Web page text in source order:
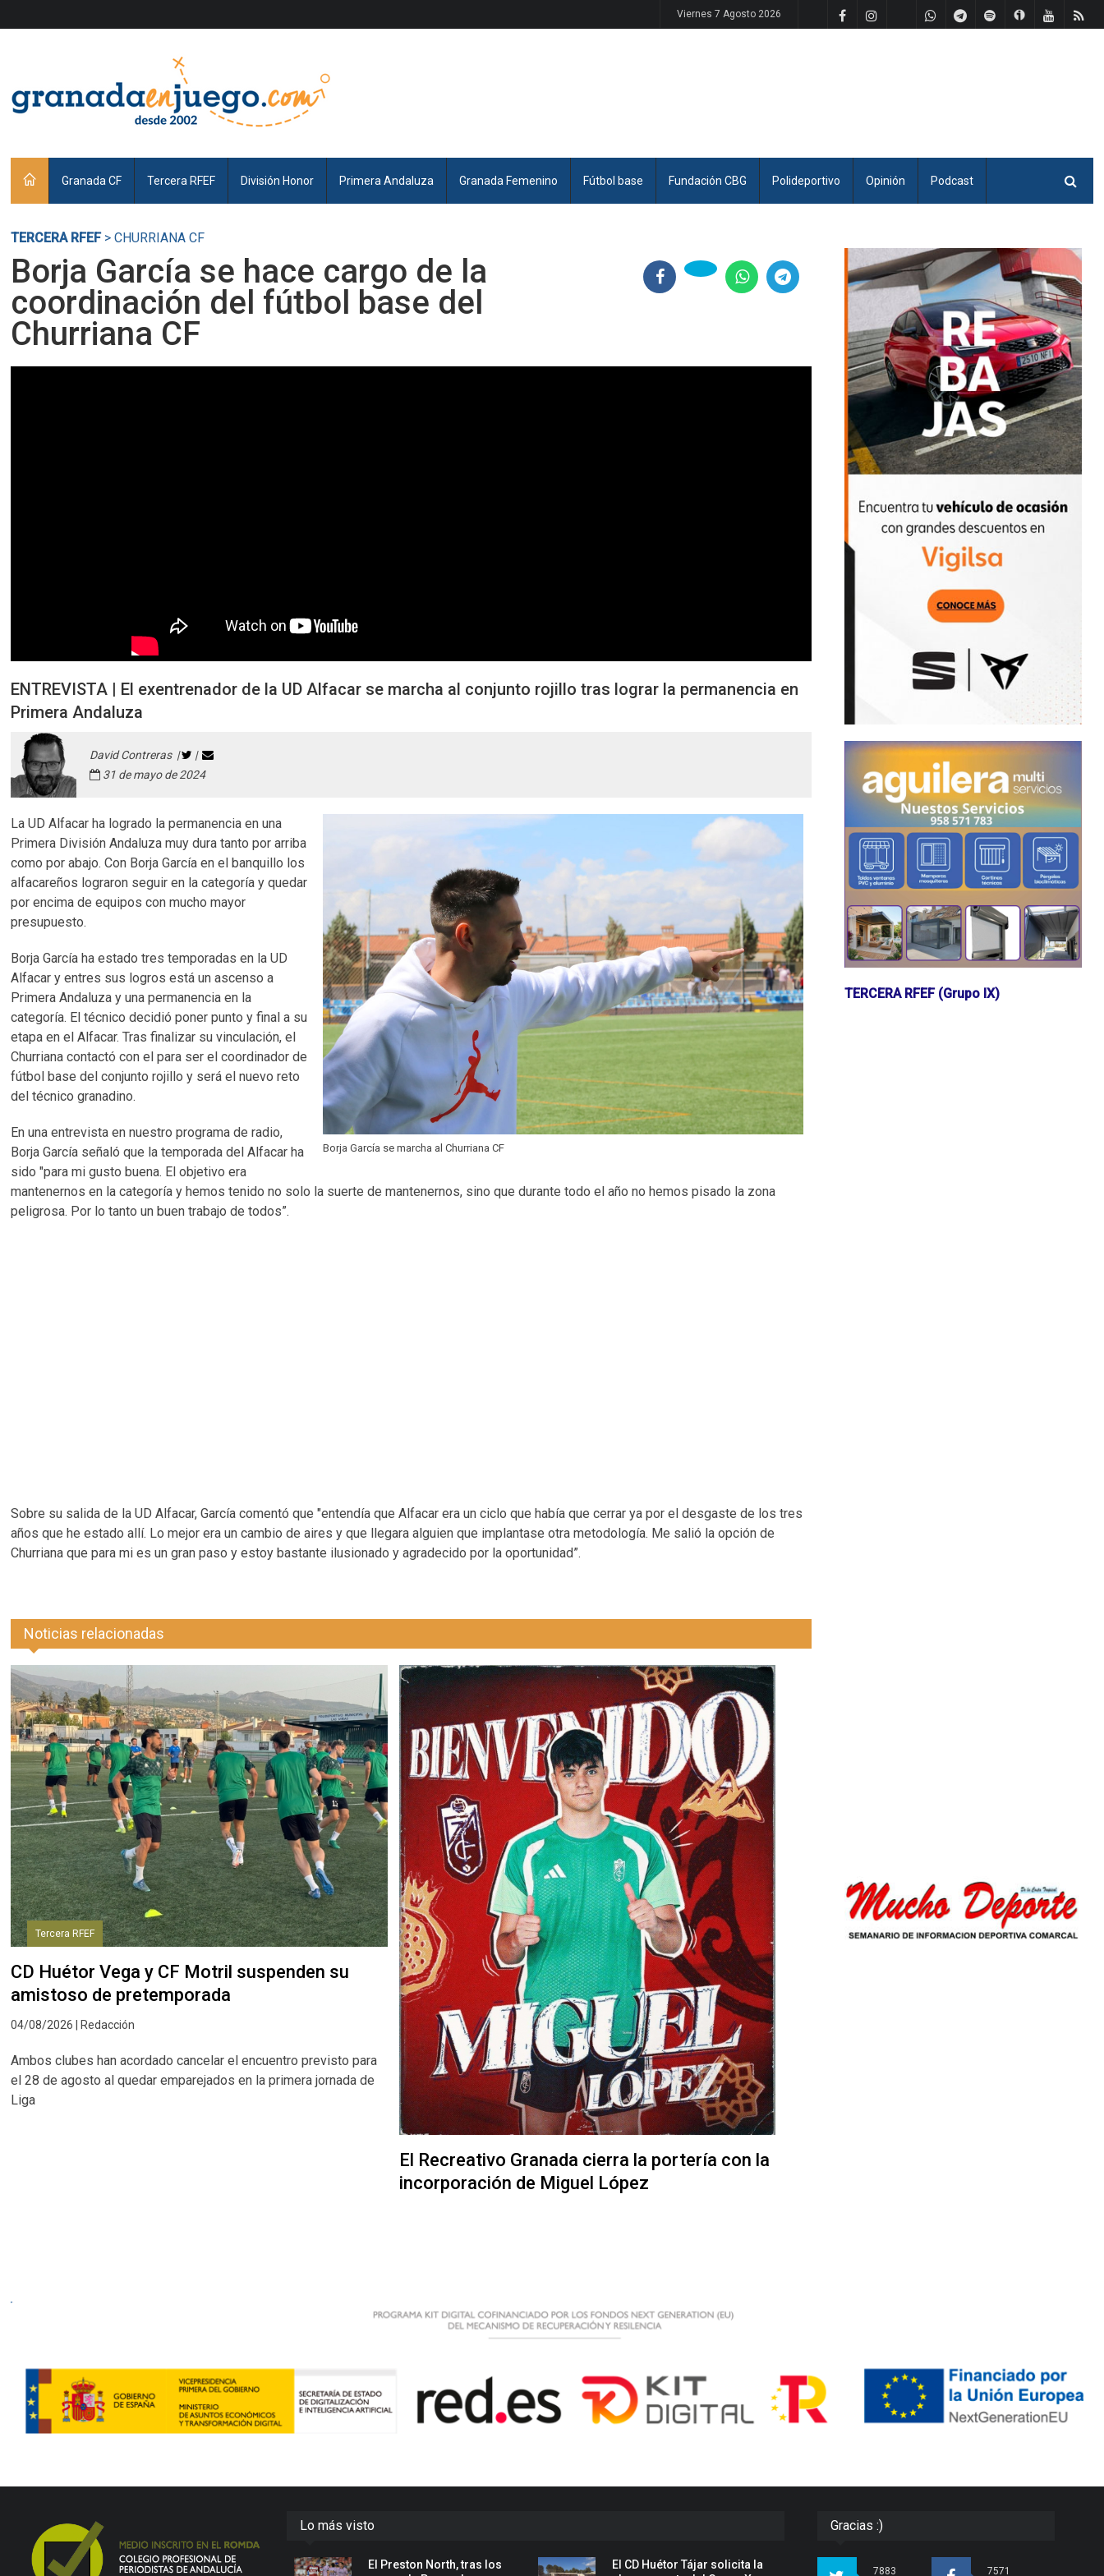
Viernes 7 Agosto 2026
Granada CF Tercera RFEF División Honor Primera Andaluza Granada Femenino Fútbol base Fundación CBG Polideportivo Opinión Podcast
TERCERA RFEF> CHURRIANA CF
Borja García se hace cargo de la
coordinación del fútbol base del
Churriana CF
ENTREVISTA | El exentrenador de la UD Alfacar se marcha al conjunto rojillo tras lograr la permanencia en
Primera Andaluza
David Contreras |
|
31 de mayo de 2024
Borja García se marcha al Churriana CF
La UD Alfacar ha logrado la permanencia en una
Primera División Andaluza muy dura tanto por arriba
como por abajo. Con Borja García en el banquillo los
alfacareños lograron seguir en la categoría y quedar
por encima de equipos con mucho mayor
presupuesto.
Borja García ha estado tres temporadas en la UD
Alfacar y entres sus logros está un ascenso a
Primera Andaluza y una permanencia en la
categoría. El técnico decidió poner punto y final a su
etapa en el Alfacar. Tras finalizar su vinculación, el
Churriana contactó con el para ser el coordinador de
fútbol base del conjunto rojillo y será el nuevo reto
del técnico granadino.
En una entrevista en nuestro programa de radio,
Borja García señaló que la temporada del Alfacar ha
sido "para mi gusto buena. El objetivo era
mantenernos en la categoría y hemos tenido no solo la suerte de mantenernos, sino que durante todo el año no hemos pisado la zona
peligrosa. Por lo tanto un buen trabajo de todos”.
Sobre su salida de la UD Alfacar, García comentó que "entendía que Alfacar era un ciclo que había que cerrar ya por el desgaste de los tres
años que he estado allí. Lo mejor era un cambio de aires y que llegara alguien que implantase otra metodología. Me salió la opción de
Churriana que para mi es un gran paso y estoy bastante ilusionado y agradecido por la oportunidad”.
Noticias relacionadas
Tercera RFEF
CD Huétor Vega y CF Motril suspenden su
amistoso de pretemporada
04/08/2026 | Redacción
Ambos clubes han acordado cancelar el encuentro previsto para
el 28 de agosto al quedar emparejados en la primera jornada de
Liga
El Recreativo Granada cierra la portería con la
incorporación de Miguel López
TERCERA RFEF (Grupo IX)
Lo más visto
El Preston North, tras los
El CD Huétor Tájar solicita la
Gracias :)
7883 7571